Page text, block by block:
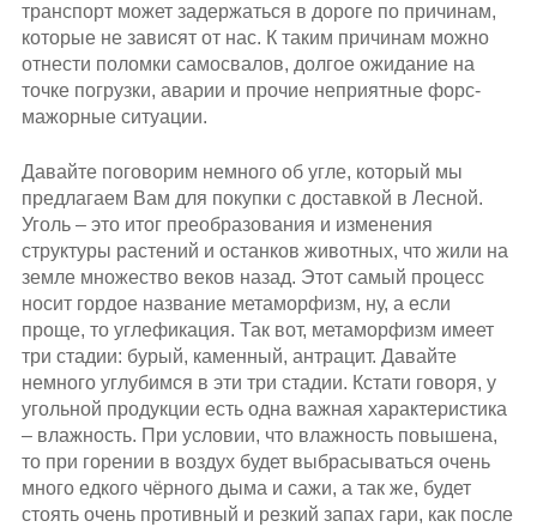
транспорт может задержаться в дороге по причинам,
которые не зависят от нас. К таким причинам можно
отнести поломки самосвалов, долгое ожидание на
точке погрузки, аварии и прочие неприятные форс-
мажорные ситуации.
Давайте поговорим немного об угле, который мы
предлагаем Вам для покупки с доставкой в Лесной.
Уголь – это итог преобразования и изменения
структуры растений и останков животных, что жили на
земле множество веков назад. Этот самый процесс
носит гордое название метаморфизм, ну, а если
проще, то углефикация. Так вот, метаморфизм имеет
три стадии: бурый, каменный, антрацит. Давайте
немного углубимся в эти три стадии. Кстати говоря, у
угольной продукции есть одна важная характеристика
– влажность. При условии, что влажность повышена,
то при горении в воздух будет выбрасываться очень
много едкого чёрного дыма и сажи, а так же, будет
стоять очень противный и резкий запах гари, как после